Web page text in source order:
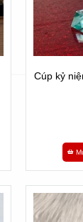
Cúp kỷ